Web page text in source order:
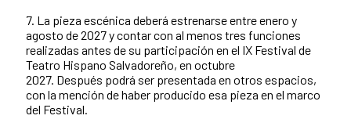
7. La pieza escénica deberá estrenarse entre enero y
agosto de 2027 y contar con al menos tres funciones
realizadas antes de su participación en el IX Festival de
Teatro Hispano Salvadoreño, en octubre
2027. Después podrá ser presentada en otros espacios,
con la mención de haber producido esa pieza en el marco
del Festival.